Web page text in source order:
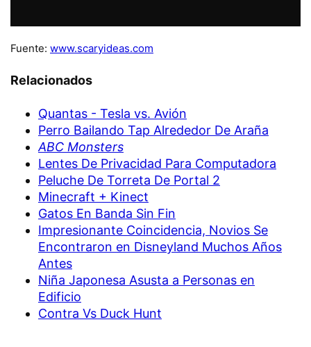
Fuente: www.scaryideas.com
Relacionados
Quantas - Tesla vs. Avión
Perro Bailando Tap Alrededor De Araña
ABC Monsters
Lentes De Privacidad Para Computadora
Peluche De Torreta De Portal 2
Minecraft + Kinect
Gatos En Banda Sin Fin
Impresionante Coincidencia, Novios Se
Encontraron en Disneyland Muchos Años
Antes
Niña Japonesa Asusta a Personas en
Edificio
Contra Vs Duck Hunt